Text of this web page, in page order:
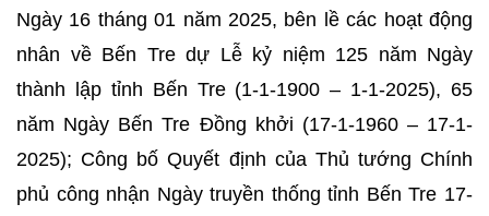
Ngày 16 tháng 01 năm 2025, bên lề các hoạt động
nhân về Bến Tre dự Lễ kỷ niệm 125 năm Ngày
thành lập tỉnh Bến Tre (1-1-1900 – 1-1-2025), 65
năm Ngày Bến Tre Đồng khởi (17-1-1960 – 17-1-
2025); Công bố Quyết định của Thủ tướng Chính
phủ công nhận Ngày truyền thống tỉnh Bến Tre 17-